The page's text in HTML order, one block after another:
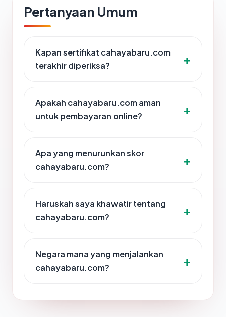
Pertanyaan Umum
Kapan sertifikat cahayabaru.com
terakhir diperiksa?
Apakah cahayabaru.com aman
untuk pembayaran online?
Apa yang menurunkan skor
cahayabaru.com?
Haruskah saya khawatir tentang
cahayabaru.com?
Negara mana yang menjalankan
cahayabaru.com?